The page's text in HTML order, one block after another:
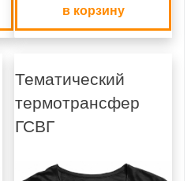
в корзину
Тематический
термотрансфер
ГСВГ